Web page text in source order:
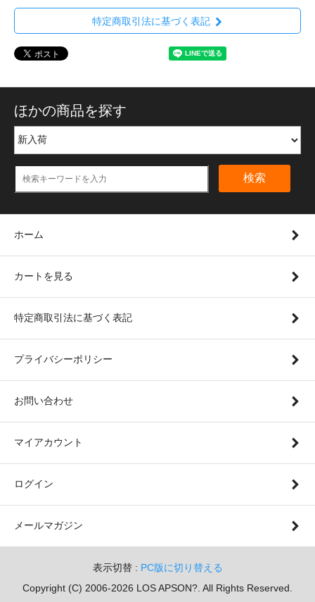
特定商取引法に基づく表記
ほかの商品を探す
検索
ホーム
カートを見る
特定商取引法に基づく表記
プライバシーポリシー
お問い合わせ
マイアカウント
ログイン
メールマガジン
表示切替 : PC版に切り替える
Copyright (C) 2006-2026 LOS APSON?. All Rights Reserved.